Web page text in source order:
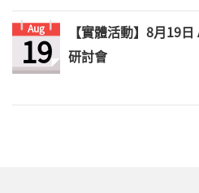
Aug
19
【實體活動】8月19
研討會